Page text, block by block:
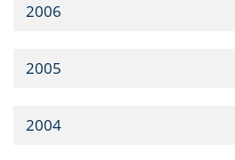
2006
2005
2004